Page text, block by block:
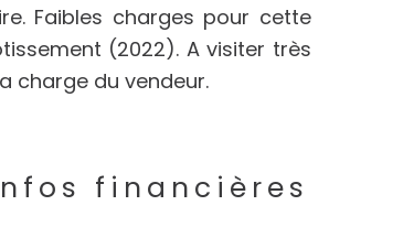
Faibles charges pour cette
(2022). A visiter très
charge du vendeur.
financières